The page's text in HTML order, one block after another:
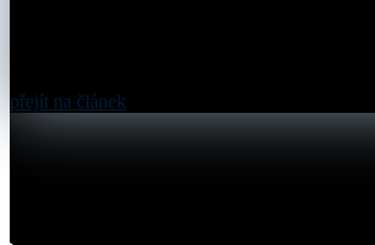
přejít na článek